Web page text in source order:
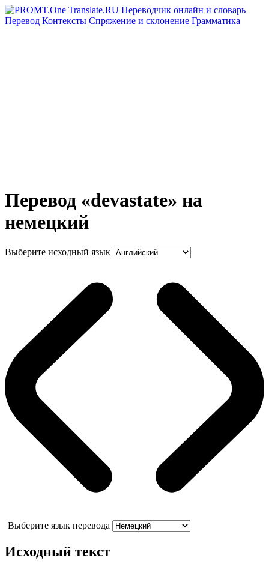
Перевод Контексты Спряжение и склонение Грамматика
Перевод «devastate» на
немецкий
Выберите исходный язык
Выберите язык перевода
Исходный текст